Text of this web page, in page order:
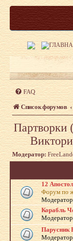
FAQ
Список форумов
Партворки
Модератор:
12
Форум по
Корабль
Парусник